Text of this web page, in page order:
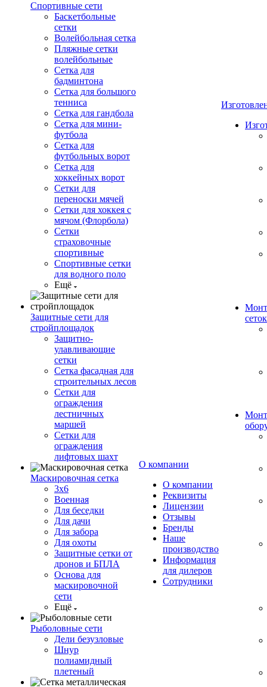
Спортивные сети
Баскетбольные
сетки
Волейбольная сетка
Пляжные сетки
волейбольные
Сетка для
бадминтона
Сетка для большого
тенниса
Сетка для гандбола
Сетка для мини-
футбола
Сетка для
футбольных ворот
Сетка для
хоккейных ворот
Сетки для
переноски мячей
Сетки для хоккея с
мячом (Флорбола)
Сетки
страховочные
спортивные
Спортивные сетки
для водного поло
Ещё
Защитные сети для
стройплощадок
Защитно-
улавливающие
сетки
Сетка фасадная для
строительных лесов
Сетки для
ограждения
лестничных
маршей
Сетки для
ограждения
лифтовых шахт
Маскировочная сетка
3х6
Военная
Для беседки
Для дачи
Для забора
Для охоты
Защитные сетки от
дронов и БПЛА
Основа для
маскировочной
сети
Ещё
Рыболовные сети
Дели безузловые
Шнур
полиамидный
плетеный
О компании
О компании
Реквизиты
Лицензии
Отзывы
Бренды
Наше
производство
Информация
для дилеров
Сотрудники
сеток